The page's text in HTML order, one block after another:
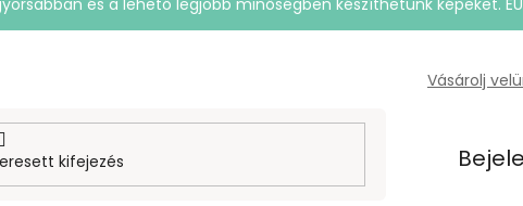
és a lehető legjobb minőségben készíthetünk képeket.
Vásárolj